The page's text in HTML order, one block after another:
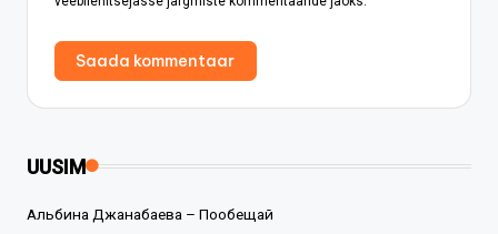
UUSIM
Альбина Джанабаева – Пообещай